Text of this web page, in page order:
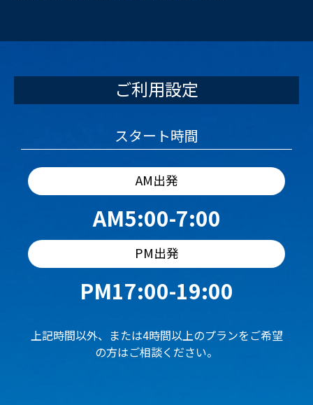
ご利用設定
スタート時間
AM出発
AM5:00-7:00
PM出発
PM17:00-19:00
上記時間以外、または4時間以上のプランをご希望
の方はご相談ください。